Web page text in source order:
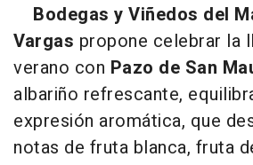
Bodegas y Viñedos del
Vargas propone celebrar la
verano con Pazo de San
albariño refrescante,
expresión aromática, que
notas de fruta blanca, fruta